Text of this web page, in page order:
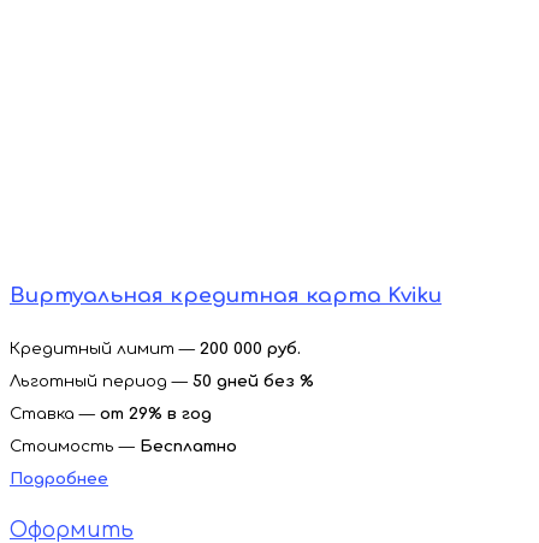
Виртуальная кредитная карта Kviku
Кредитный лимит — 200 000 руб.
Льготный период — 50 дней без %
Ставка — от 29% в год
Стоимость — Бесплатно
Подробнее
Оформить